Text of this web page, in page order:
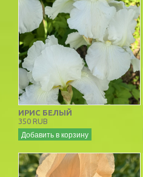
ИРИС БЕЛЫЙ
350 RUB
Добавить в корзину